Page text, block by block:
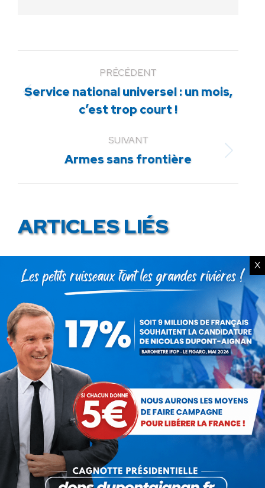
PRÉCÉDENT
Article
précédent
Service national universel : un mois,
c’est trop court !
SUIVANT
Article
:
Armes sans frontière
ARTICLES LIÉS
l’usage des armes par les
forces de l’ordre
Lorsque tout flambe et que
l’État s’affaisse.
Zinedine Zidane, le retour du
héros : la France confie son
destin à sa plus grande
légende
29 juillet 2026
X